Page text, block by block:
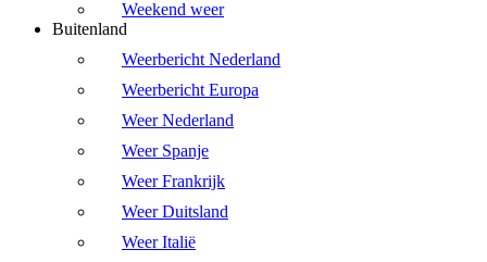
Weekend weer
Buitenland
Weerbericht Nederland
Weerbericht Europa
Weer Nederland
Weer Spanje
Weer Frankrijk
Weer Duitsland
Weer Italië